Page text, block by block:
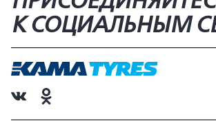
К СОЦИАЛЬНЫМ